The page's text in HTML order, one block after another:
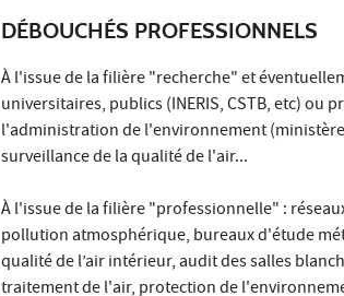
DÉBOUCHÉS PROFESSIONNELS
À l'issue de la filière "recherche" et
universitaires, publics (INERIS, CSTB, etc) ou
l'administration de l'environnement
surveillance de la qualité de l'air...
À l'issue de la filière "professionnelle" :
pollution atmosphérique, bureaux d'étude
qualité de l’air intérieur, audit des salles
traitement de l'air, protection de